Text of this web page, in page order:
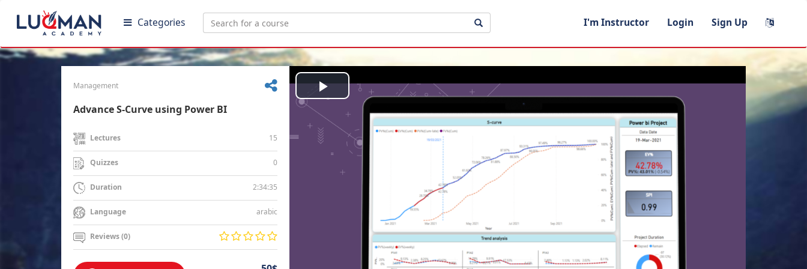
Categories I'm Instructor Login Sign Up
Management
Advance S-Curve using Power BI
Lectures 15
Quizzes 0
Duration 2:34:35
Language arabic
Reviews (0)
Play
Video